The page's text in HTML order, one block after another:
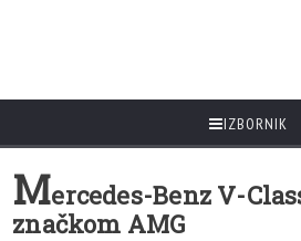
IZBORNIK
Mercedes-Benz V-
značkom AMG